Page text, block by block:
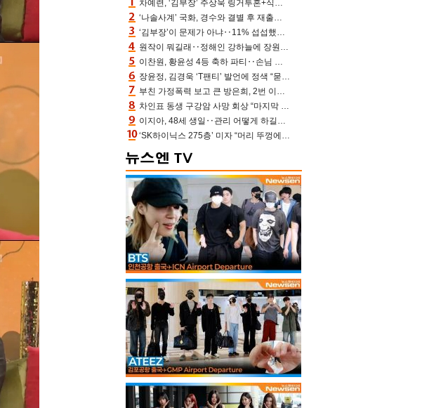
차예련, ‘김부장’ 주상욱 링거투혼+식스팩 비화 “옷 벗는데 아저씨는 안 된다고”(차장금)
‘나솔사계’ 국화, 경수와 결별 후 재출연…첫인상 3표 몰표
‘김부장’이 문제가 아냐‥11% 섭섭했던 ‘재벌X형사2’ 돈·빽 총동원해 컴백 [TV보고서]
원작이 뭐길래‥정해인 강하늘에 장원영까지 참여한 이 영화
이찬원, 황윤성 4등 축하 파티‥손님 모으려 블랙핑크 지수와 친한 척(편스토랑)[어제TV]
장윤정, 김경욱 ‘T팬티’ 발언에 정색 “묻지 않았는데, 그것도 성희롱”(장공장)
부친 가정폭력 보고 큰 방은희, 2번 이혼 후 잠수→母 고독사에 자책(특종세상)[어제TV]
차인표 동생 구강암 사망 회상 “마지막 순간 동생 손 잡아준 신애라, 두고두고 고마워” (신애라이프)
이지아, 48세 생일‥관리 어떻게 하길래 놀라운 동안 미모
‘SK하이닉스 275층’ 미자 “머리 뚜껑에서 사, 주식만 안 해도 돈 버는 것”